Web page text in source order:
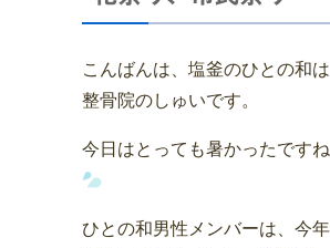
こんばんは、塩釜のひとの和
整骨院のしゅいです。
今日はとっても暑かったです
ひとの和男性メンバーは、今